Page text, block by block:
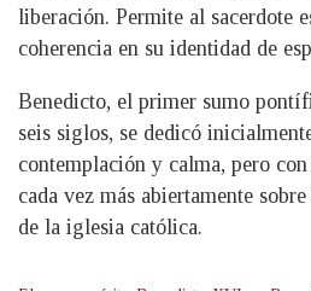
liberación. Permite al sacerdote
coherencia en su identidad de
Benedicto, el primer sumo
seis siglos, se dedicó
contemplación y calma, pero
cada vez más abiertamente
de la iglesia católica.